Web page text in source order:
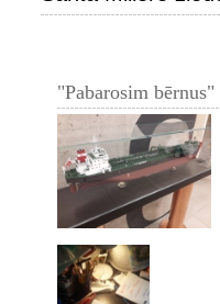
"Pabarosim